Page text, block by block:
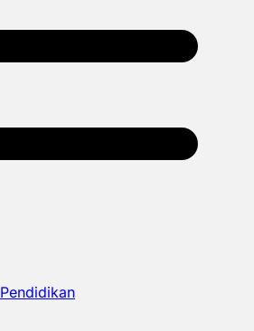
Pendidikan